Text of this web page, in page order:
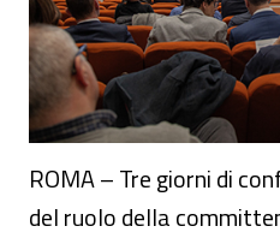
ROMA – Tre giorni di
del ruolo della